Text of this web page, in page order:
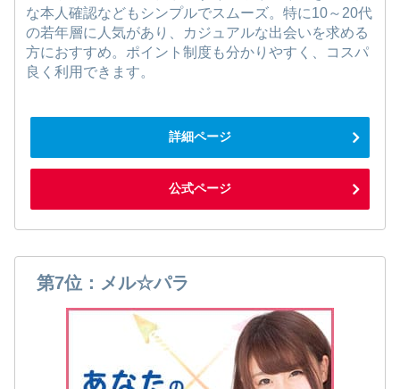
な本人確認などもシンプルでスムーズ。特に10～20代
の若年層に人気があり、カジュアルな出会いを求める
方におすすめ。ポイント制度も分かりやすく、コスパ
良く利用できます。
詳細ページ
公式ページ
第7位：メル☆パラ